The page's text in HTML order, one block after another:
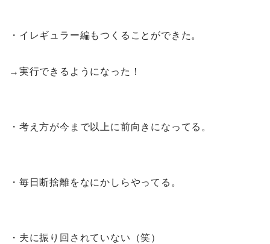
・イレギュラー編もつくることができた。
→実行できるようになった！
・考え方が今まで以上に前向きになってる。
・毎日断捨離をなにかしらやってる。
・夫に振り回されていない（笑）